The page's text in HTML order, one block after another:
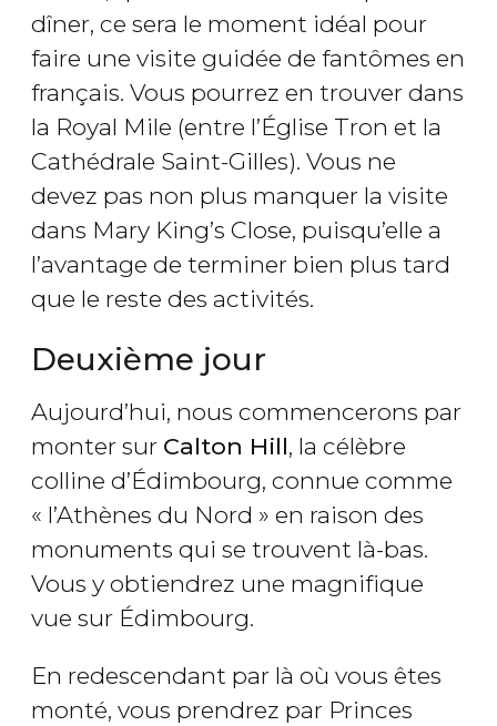
dîner, ce sera le moment idéal pour
faire une visite guidée de fantômes en
français. Vous pourrez en trouver dans
la Royal Mile (entre l’Église Tron et la
Cathédrale Saint-Gilles). Vous ne
devez pas non plus manquer la visite
dans Mary King’s Close, puisqu’elle a
l’avantage de terminer bien plus tard
que le reste des activités.
Deuxième jour
Aujourd’hui, nous commencerons par
monter sur Calton Hill, la célèbre
colline d’Édimbourg, connue comme
« l’Athènes du Nord » en raison des
monuments qui se trouvent là-bas.
Vous y obtiendrez une magnifique
vue sur Édimbourg.
En redescendant par là où vous êtes
monté, vous prendrez par Princes